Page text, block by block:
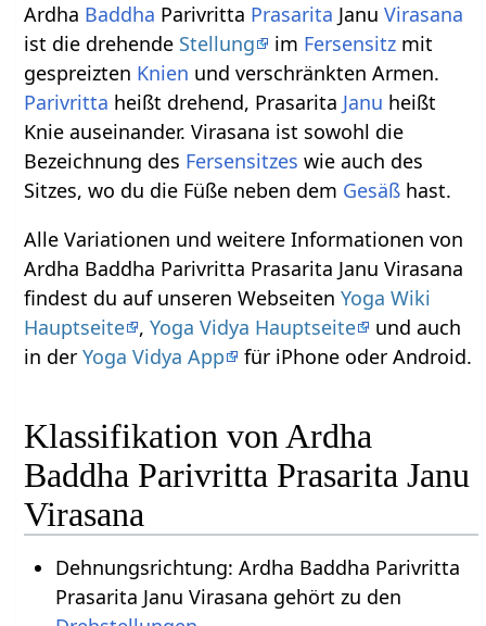
Ardha Baddha Parivritta Prasarita JanuVirasana
ist die drehende Stellung im Fersensitz mit
gespreizten Knien und verschränkten Armen.
Parivritta heißt drehend, Prasarita Janu heißt
Knie auseinander. Virasana ist sowohl die
Bezeichnung des Fersensitzes wie auch des
Sitzes, wo du die Füße neben dem Gesäß hast.
Alle Variationen und weitere Informationen von
Ardha Baddha Parivritta Prasarita Janu Virasana
findest du auf unseren WebseitenYoga Wiki
Hauptseite ,Yoga Vidya Hauptseite
und auch
in derYoga Vidya App für iPhone oder Android.
Klassifikation von Ardha
Baddha Parivritta Prasarita Janu
Virasana
Dehnungsrichtung: Ardha Baddha Parivritta
Prasarita Janu Virasana gehört zu den